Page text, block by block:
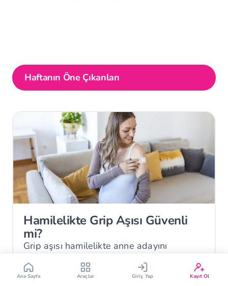
Haftanın Öne Çıkanları
Hamilelikte Grip Aşısı Güvenli
mi?
Grip aşısı hamilelikte anne adayını
bebeğe de doğum sonrası koruma
sağlayabilir.
Çin Takvimi Bebek İsim Bulucu
Bebek Burcu Bebek Aşı Takvimi
Yumurtlama Hesaplama
Ana Sayfa Araçlar Giriş Yap Kayıt Ol